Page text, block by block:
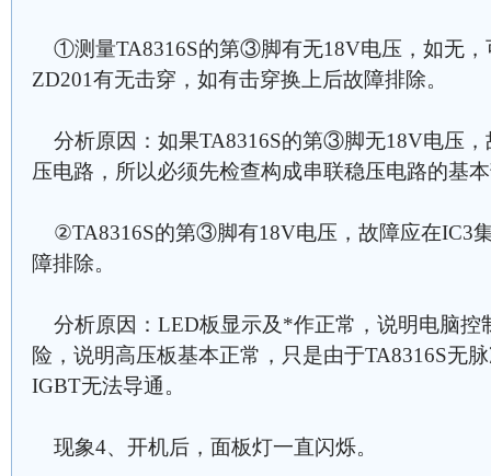
①测量TA8316S的第③脚有无18V电压，如无，
ZD201有无击穿，如有击穿换上后故障排除。
分析原因：如果TA8316S的第③脚无18V电压，
压电路，所以必须先检查构成串联稳压电路的基
②TA8316S的第③脚有18V电压，故障应在IC3
障排除。
分析原因：LED板显示及*作正常，说明电脑控
险，说明高压板基本正常，只是由于TA8316S无
IGBT无法导通。
现象4、开机后，面板灯一直闪烁。